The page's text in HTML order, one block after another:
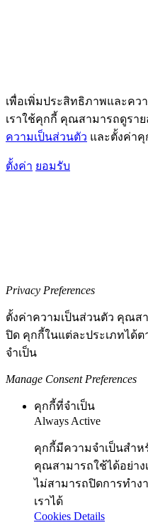
เพื่อเพิ่มประสิทธิภาพและคว
เราใช้คุกกี้ คุณสามารถดูราย
ความเป็นส่วนตัว และตั้งค่า
ตั้งค่า ยอมรับ
Privacy Preferences
ตั้งค่าความเป็นส่วนตัว คุณส
ปิด คุกกี้ในแต่ละประเภทได้
จำเป็น
Manage Consent Preferences
คุกกี้ที่จำเป็น
Always Active
คุกกี้มีความจำเป็นสำห
คุณสามารถใช้ได้อย่า
ไม่สามารถปิดการทำง
เราได้
Cookies Details